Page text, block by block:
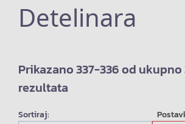
Detelinara
Prikazano 337-336 od ukupno
rezultata
Sortiraj: